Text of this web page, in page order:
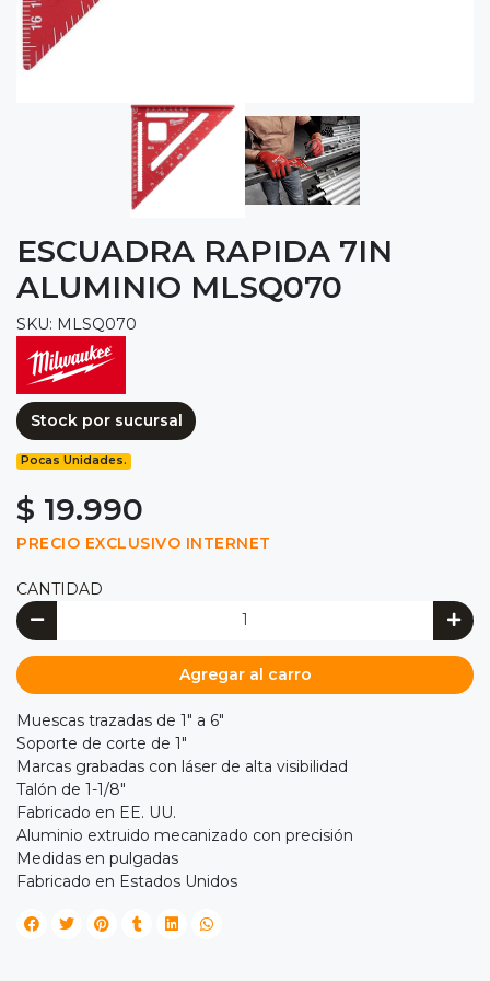
ESCUADRA RAPIDA 7IN
ALUMINIO MLSQ070
SKU: MLSQ070
Stock por sucursal
Pocas Unidades.
$ 19.990
PRECIO EXCLUSIVO INTERNET
CANTIDAD
Agregar al carro
Muescas trazadas de 1" a 6"
Soporte de corte de 1"
Marcas grabadas con láser de alta visibilidad
Talón de 1-1/8"
Fabricado en EE. UU.
Aluminio extruido mecanizado con precisión
Medidas en pulgadas
Fabricado en Estados Unidos